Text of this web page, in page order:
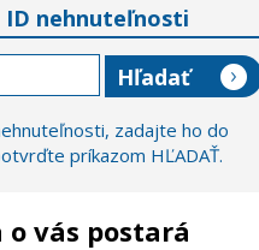
ID nehnuteľnosti
zadajte ho do
príkazom HĽADAŤ.
o vás postará